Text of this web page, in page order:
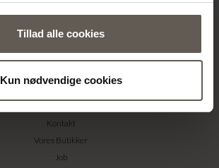
Tillad alle cookies
Kun nødvendige cookies
TINE K HOME
Kontakt
Vores Butikker
Job